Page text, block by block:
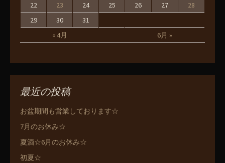
« 4月 6月 »
22
23 24 25 26 27
28
29
30 31
最近の投稿
お盆期間も営業しております☆
7月のお休み☆
夏酒☆6月のお休み☆
初夏☆